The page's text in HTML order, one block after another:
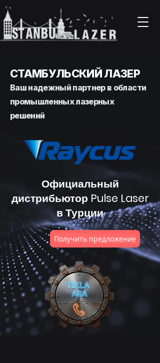
СТАМБУЛЬСКИЙ ЛАЗЕР
Ваш надежный партнер в области
промышленных лазерных
решений
Официальный
дистрибьютор Pulse Laser
в Турции
Получить предложение